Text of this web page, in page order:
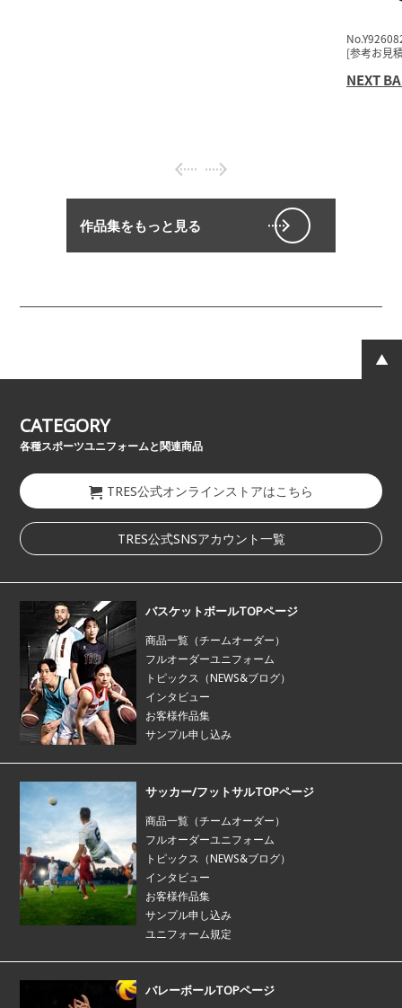
[参考お見
NEXT
作品集をもっと見る
CATEGORY
各種スポーツユニフォームと関連商品
TRES公式オンラインストアはこちら
TRES公式SNSアカウント一覧
バスケットボールTOPページ
商品一覧（チームオーダー）
フルオーダーユニフォーム
トピックス（NEWS&ブログ）
インタビュー
お客様作品集
サンプル申し込み
サッカー/フットサルTOPページ
商品一覧（チームオーダー）
フルオーダーユニフォーム
トピックス（NEWS&ブログ）
インタビュー
お客様作品集
サンプル申し込み
ユニフォーム規定
バレーボールTOPページ